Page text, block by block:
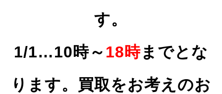
す。
1/1…10時～ 18時までとな
ります。買取をお考えのお